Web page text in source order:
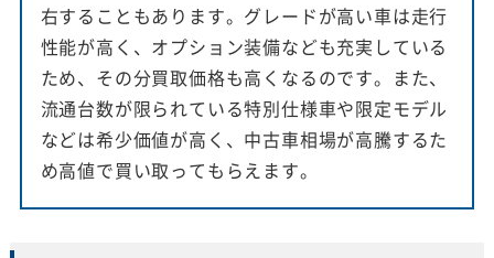
右することもあります。グレードが高い車は走行
性能が高く、オプション装備なども充実している
ため、その分買取価格も高くなるのです。また、
流通台数が限られている特別仕様車や限定モデル
などは希少価値が高く、中古車相場が高騰するた
め高値で買い取ってもらえます。